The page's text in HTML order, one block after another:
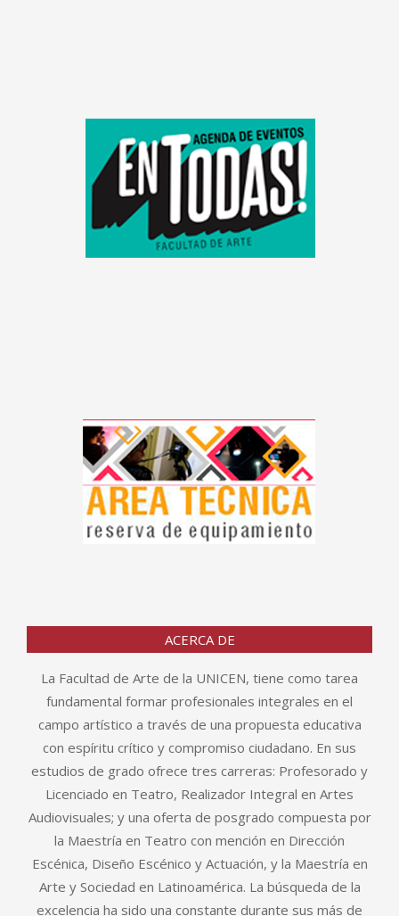
ACERCA DE
La Facultad de Arte de la UNICEN, tiene como tarea
fundamental formar profesionales integrales en el
campo artístico a través de una propuesta educativa
con espíritu crítico y compromiso ciudadano. En sus
estudios de grado ofrece tres carreras: Profesorado y
Licenciado en Teatro, Realizador Integral en Artes
Audiovisuales; y una oferta de posgrado compuesta por
la Maestría en Teatro con mención en Dirección
Escénica, Diseño Escénico y Actuación, y la Maestría en
Arte y Sociedad en Latinoamérica. La búsqueda de la
excelencia ha sido una constante durante sus más de